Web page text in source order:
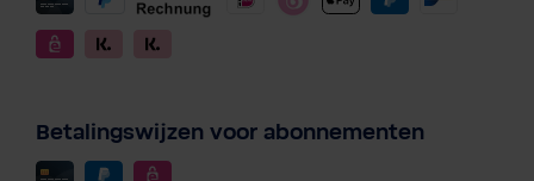
Betalingswijzen voor abonnementen